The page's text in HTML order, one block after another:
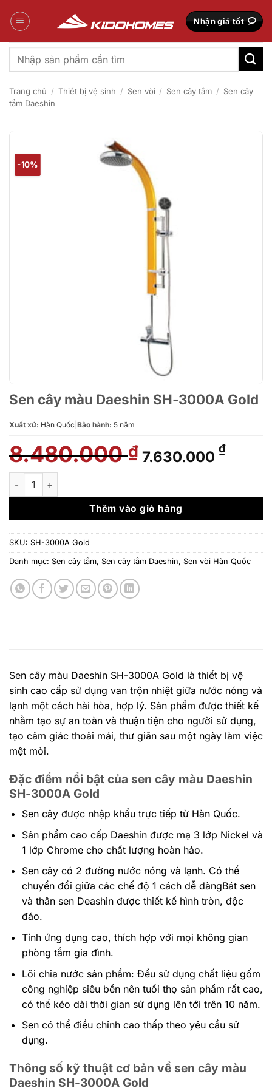
qua
Nhận giá tốt
Tìm
kiếm:
Trang chủ / Thiết bị vệ sinh / Sen vòi / Sen cây tắm / Sen cây
tắm Daeshin
-10%
Sen cây màu Daeshin SH-3000A Gold
Xuất xứ: Hàn Quốc Bảo hành: 5 năm
8.480.000₫ Giá
gốc
8.480.000 ₫.
7.630.000 ₫Giá
là:
Sen cây màu Daeshin SH-3000A Gold số lượng
Thêm vào giỏ hàng
SKU: SH-3000A Gold
Danh mục: Sen cây tắm, Sen cây tắm Daeshin, Sen vòi Hàn Quốc
Sen cây màu Daeshin SH-3000A Gold là thiết bị vệ
sinh cao cấp sử dụng van trộn nhiệt giữa nước nóng và
lạnh một cách hài hòa, hợp lý. Sản phẩm được thiết kế
nhằm tạo sự an toàn và thuận tiện cho người sử dụng,
tạo cảm giác thoải mái, thư giãn sau một ngày làm việc
mệt mỏi.
Đặc điểm nổi bật của sen cây màu Daeshin
SH-3000A Gold
Sen cây được nhập khẩu trực tiếp từ Hàn Quốc.
Sản phẩm cao cấp Daeshin được mạ 3 lớp Nickel và
1 lớp Chrome cho chất lượng hoàn hảo.
Sen cây có 2 đường nước nóng và lạnh. Có thể
chuyển đổi giữa các chế độ 1 cách dễ dàngBát sen
và thân sen Deashin được thiết kế hình tròn, độc
đáo.
Tính ứng dụng cao, thích hợp với mọi không gian
phòng tắm gia đình.
Lõi chia nước sản phẩm: Đều sử dụng chất liệu gốm
công nghiệp siêu bền nên tuổi thọ sản phẩm rất cao,
có thể kéo dài thời gian sử dụng lên tới trên 10 năm.
Sen có thể điều chỉnh cao thấp theo yêu cầu sử
dụng.
Thông số kỹ thuật cơ bản về sen cây màu
Daeshin SH-3000A Gold